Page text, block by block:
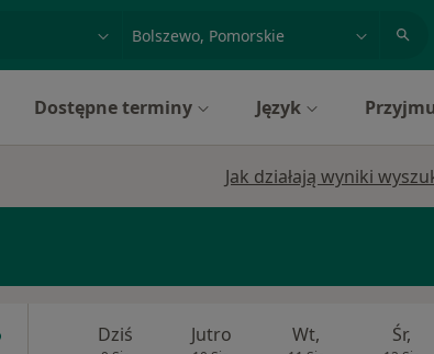
Dostępne terminy Język
Jak działają wyniki
Dziś Jutro Wt, Śr,